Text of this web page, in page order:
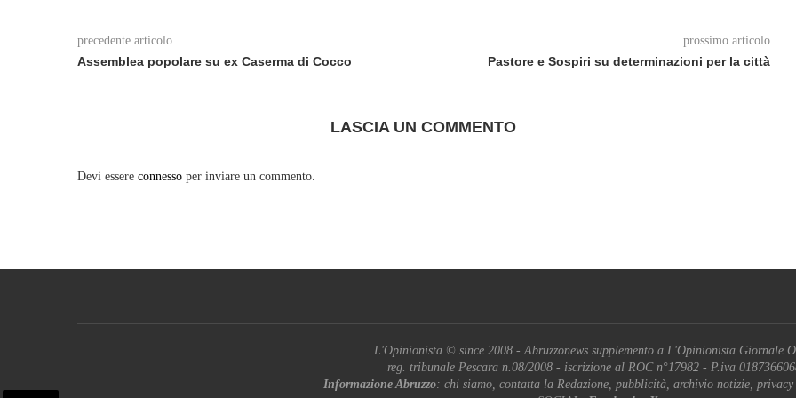
precedente articolo
Assemblea popolare su ex Caserma di Cocco
prossimo articolo
Pastore e Sospiri su determinazioni per la città
LASCIA UN COMMENTO
Devi essere connesso per inviare un commento.
L'Opinionista © since 2008 - Abruzzonews supplemento a L'Opinionista Giornale
reg. tribunale Pescara n.08/2008 - iscrizione al ROC n°17982 - P.iva
Informazione Abruzzo: chi siamo, contatta la Redazione, pubblicità, archivio notizie, privacy